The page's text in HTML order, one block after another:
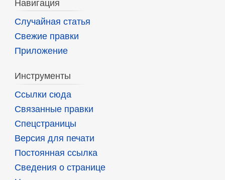
Навигация
Случайная статья
Свежие правки
Приложение
Инструменты
Ссылки сюда
Связанные правки
Спецстраницы
Версия для печати
Постоянная ссылка
Сведения о странице